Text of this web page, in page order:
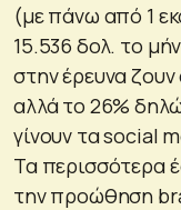
(με πάνω από 1
15.536 δολ. το
στην έρευνα
αλλά το 26%
γίνουν τα social
Τα περισσότερα
την προώθηση